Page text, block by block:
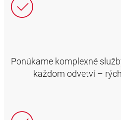
Ponúkame komplexné
každom odvetví –